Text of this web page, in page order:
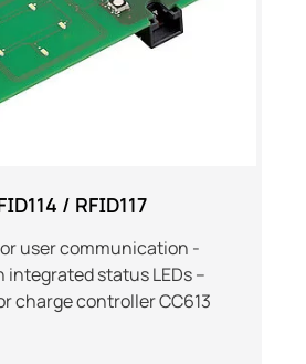
/ RFID117
user communication -
status LEDs –
charge controller CC613